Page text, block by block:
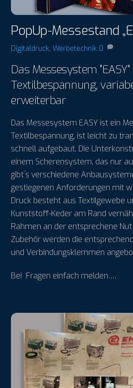
PopUp-Messestand
Digitaldruck,Werbetechnik 0
Das Messesystem
Textilbespannung,
erweiterbar
Das Messesystem EASY ist ein
Textilbespannung, ist leicht zu
schnell aufgebaut. Die
einem Scherensystem, das nur
gibt´s verschiedene
gestiegenen Anforderungen mit
Druck besteht aus Textilgewebe
Kunststoff-Keder am Rand
Rahmen an der entsprechene
Zubehör werden die
und Verbindungsklemmen
Bei Fragen einfach melden….